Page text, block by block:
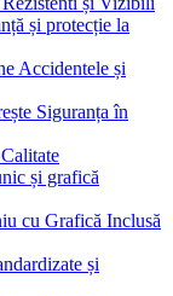
și protecție la
Accidentele și
Siguranța în
și grafică
cu Grafică Inclusă
și